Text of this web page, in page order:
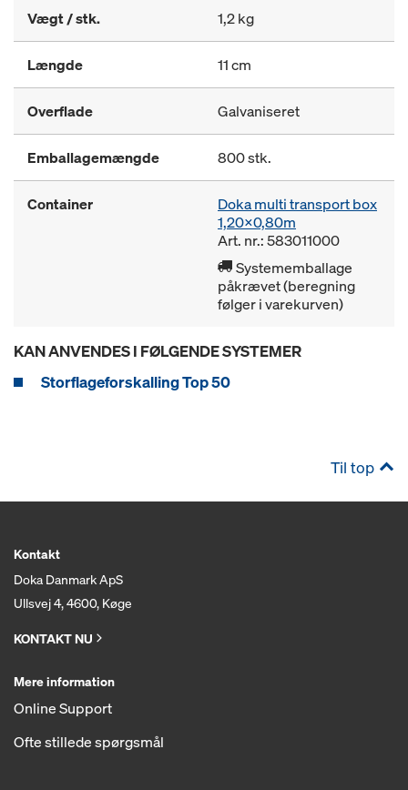
Vægt / stk. 1,2 kg
Længde 11 cm
Overflade Galvaniseret
Emballagemængde 800 stk.
Container
Doka multi transport box
1,20x0,80m
Art. nr.: 583011000
Systememballage
påkrævet (beregning
følger i varekurven)
KAN ANVENDES I FØLGENDE SYSTEMER
Storflageforskalling Top 50
Til top
Kontakt
Doka Danmark ApS
Ullsvej 4, 4600, Køge
KONTAKT NU
Mere information
Online Support
Ofte stillede spørgsmål